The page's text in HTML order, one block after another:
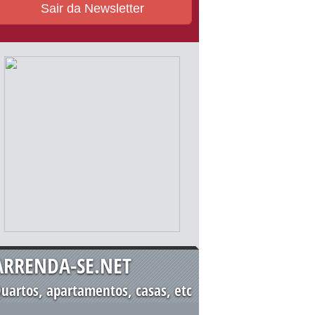
Sair da Newsletter
SE.NET
apartamentos, casas, etc